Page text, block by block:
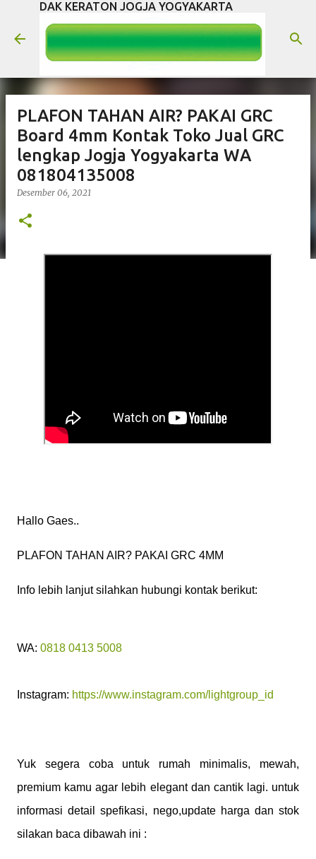
DAK KERATON JOGJA YOGYAKARTA
PLAFON TAHAN AIR? PAKAI GRC
Board 4mm Kontak Toko Jual GRC
lengkap Jogja Yogyakarta WA
081804135008
Desember 06, 2021
Hallo Gaes..
PLAFON TAHAN AIR? PAKAI GRC 4MM
Info lebih lanjut silahkan hubungi kontak berikut:
WA: 0818 0413 5008
Instagram: https://www.instagram.com/lightgroup_id
Yuk segera coba untuk rumah minimalis, mewah,
premium kamu agar lebih elegant dan cantik lagi. untuk
informasi detail spefikasi, nego,update harga dan stok
silakan baca dibawah ini :